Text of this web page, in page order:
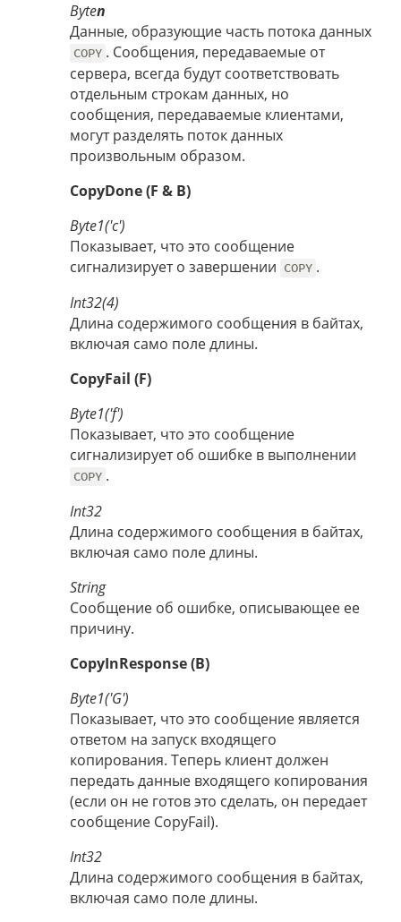
Byten
Данные, образующие часть потока данных
COPY . Сообщения, передаваемые от
сервера, всегда будут соответствовать
отдельным строкам данных, но
сообщения, передаваемые клиентами,
могут разделять поток данных
произвольным образом.
CopyDone (F & B)
Byte1('c')
Показывает, что это сообщение
сигнализирует о завершении COPY .
Int32(4)
Длина содержимого сообщения в байтах,
включая само поле длины.
CopyFail (F)
Byte1('f')
Показывает, что это сообщение
сигнализирует об ошибке в выполнении
COPY .
Int32
Длина содержимого сообщения в байтах,
включая само поле длины.
String
Сообщение об ошибке, описывающее ее
причину.
CopyInResponse (B)
Byte1('G')
Показывает, что это сообщение является
ответом на запуск входящего
копирования. Теперь клиент должен
передать данные входящего копирования
(если он не готов это сделать, он передает
сообщение CopyFail).
Int32
Длина содержимого сообщения в байтах,
включая само поле длины.